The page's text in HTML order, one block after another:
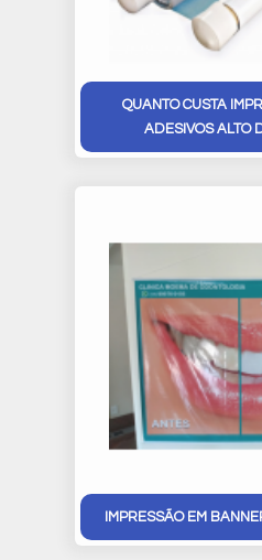
QUANTO CUSTA
ADESIVOS ALTO
IMPRESSÃO EM